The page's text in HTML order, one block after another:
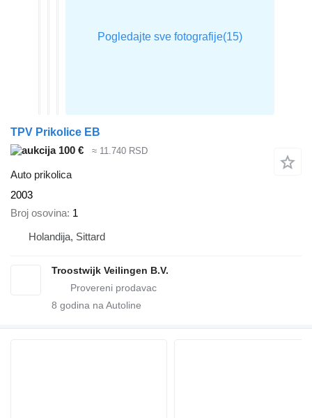
TPV Prikolice EB
100 €
≈ 11.740 RSD
Auto prikolica
2003
Broj osovina 1
Holandija, Sittard
Troostwijk Veilingen B.V.
8 godina na Autoline